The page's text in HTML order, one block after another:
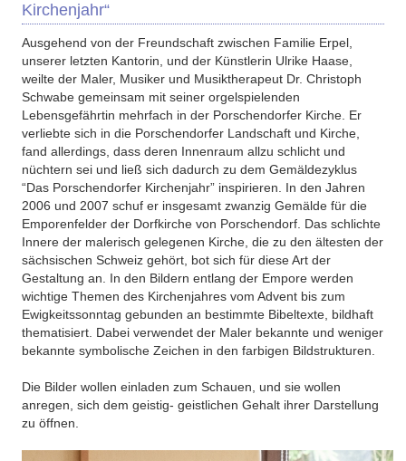
Kirchenjahr“
Ausgehend von der Freundschaft zwischen Familie Erpel,
unserer letzten Kantorin, und der Künstlerin Ulrike Haase,
weilte der Maler, Musiker und Musiktherapeut Dr. Christoph
Schwabe gemeinsam mit seiner orgelspielenden
Lebensgefährtin mehrfach in der Porschendorfer Kirche. Er
verliebte sich in die Porschendorfer Landschaft und Kirche,
fand allerdings, dass deren Innenraum allzu schlicht und
nüchtern sei und ließ sich dadurch zu dem Gemäldezyklus
“Das Porschendorfer Kirchenjahr” inspirieren. In den Jahren
2006 und 2007 schuf er insgesamt zwanzig Gemälde für die
Emporenfelder der Dorfkirche von Porschendorf. Das schlichte
Innere der malerisch gelegenen Kirche, die zu den ältesten der
sächsischen Schweiz gehört, bot sich für diese Art der
Gestaltung an. In den Bildern entlang der Empore werden
wichtige Themen des Kirchenjahres vom Advent bis zum
Ewigkeitssonntag gebunden an bestimmte Bibeltexte, bildhaft
thematisiert. Dabei verwendet der Maler bekannte und weniger
bekannte symbolische Zeichen in den farbigen Bildstrukturen.
Die Bilder wollen einladen zum Schauen, und sie wollen
anregen, sich dem geistig- geistlichen Gehalt ihrer Darstellung
zu öffnen.